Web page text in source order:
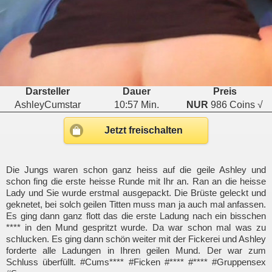
Darsteller Dauer
Preis
AshleyCumstar
10:57 Min. NUR 986 Coins √
Jetzt freischalten
Die Jungs waren schon ganz heiss auf die geile Ashley und
schon fing die erste heisse Runde mit Ihr an. Ran an die heisse
Lady und Sie wurde erstmal ausgepackt. Die Brüste geleckt und
geknetet, bei solch geilen Titten muss man ja auch mal anfassen.
Es ging dann ganz flott das die erste Ladung nach ein bisschen
**** in den Mund gespritzt wurde. Da war schon mal was zu
schlucken. Es ging dann schön weiter mit der Fickerei und Ashley
forderte alle Ladungen in Ihren geilen Mund. Der war zum
Schluss überfüllt. #Cums**** #Ficken #**** #**** #Gruppensex